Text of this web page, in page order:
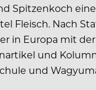
Spitzenkoch
Fleisch. Nach
in Europa mit
und
und